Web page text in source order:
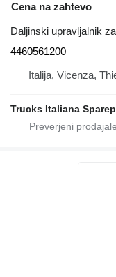
Cena na zahtevo
Daljinski upravljalnik
4460561200
Italija, Vicenza,
Trucks Italiana